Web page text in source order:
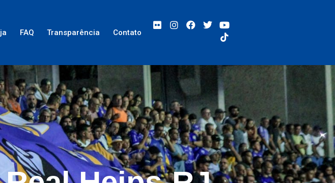
FAQ Transparência Contato